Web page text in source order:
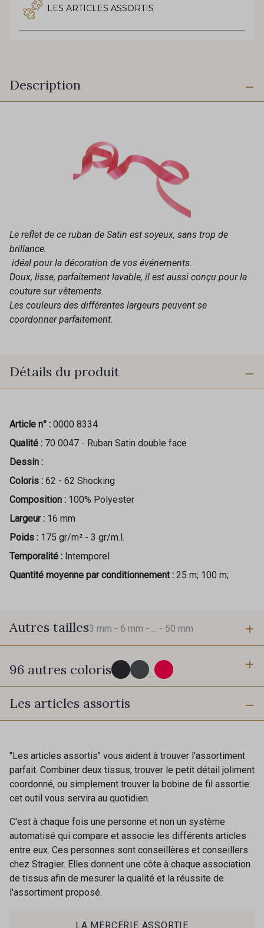
LES ARTICLES ASSORTIS
Description
Le reflet de ce ruban de Satin est soyeux, sans trop de
brillance.
idéal pour la décoration de vos événements.
Doux, lisse, parfaitement lavable, il est aussi conçu pour la
couture sur vêtements.
Les couleurs des différentes largeurs peuvent se
coordonner parfaitement.
Détails du produit
Article n° : 0000 8334
Qualité : 70 0047 - Ruban Satin double face
Dessin :
Coloris : 62 - 62 Shocking
Composition : 100% Polyester
Largeur : 16 mm
Poids : 175 gr/m² - 3 gr/m.l.
Temporalité : Intemporel
Quantité moyenne par conditionnement : 25 m; 100 m;
Autres tailles3 mm - 6 mm - ... - 50 mm
3 mm
10 mm
96 autres coloris ...
725 - 725 Noir
30 - 30 Silver 401 - 401 Blanc
405 - 405 Porcelaine
23 - 23 Natural
09 - 09 Crème
Les articles assortis
"Les articles assortis" vous aident à trouver l'assortiment
parfait. Combiner deux tissus, trouver le petit détail joliment
coordonné, ou simplement trouver la bobine de fil assortie:
cet outil vous servira au quotidien.
C'est à chaque fois une personne et non un système
automatisé qui compare et associe les différents articles
entre eux. Ces personnes sont conseillères et conseillers
chez Stragier. Elles donnent une côte à chaque association
de tissus afin de mesurer la qualité et la réussite de
l'assortiment proposé.
LA MERCERIE ASSORTIE